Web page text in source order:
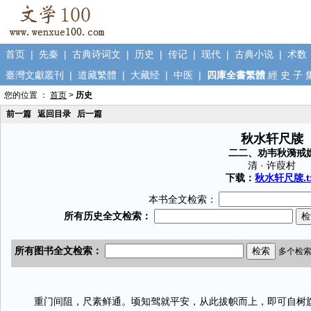
首页 | 先秦 | 古典诗词文 | 历史 | 传记 | 现代 | 古典小说 | 术数
臺灣文獻叢刊
| 道藏繁體 | 大藏经 | 中医 | 四庫全書繁體 經 史 子
您的位置 ： 首页 > 历史
前一篇
返回目录 后一篇
秋水轩尺牍
二二、劝韦秋漪戒
清 · 许葭村
下载： 秋水轩尺牍
本书全文检索：
重门间阻，尺素鲜通。顷知驾就平安，从此拔帜而上，即可自树